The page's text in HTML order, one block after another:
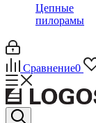
Цепные
пилорамы
Сравнение0